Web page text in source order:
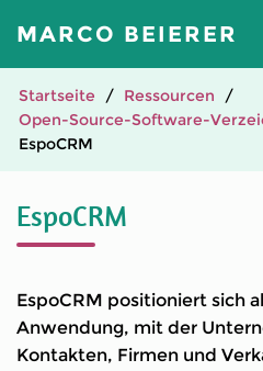
MARCO BEIERER
Startseite
Ressourcen
Open-Source-Software-
EspoCRM
EspoCRM
EspoCRM positioniert sich
Anwendung, mit der
Kontakten, Firmen und